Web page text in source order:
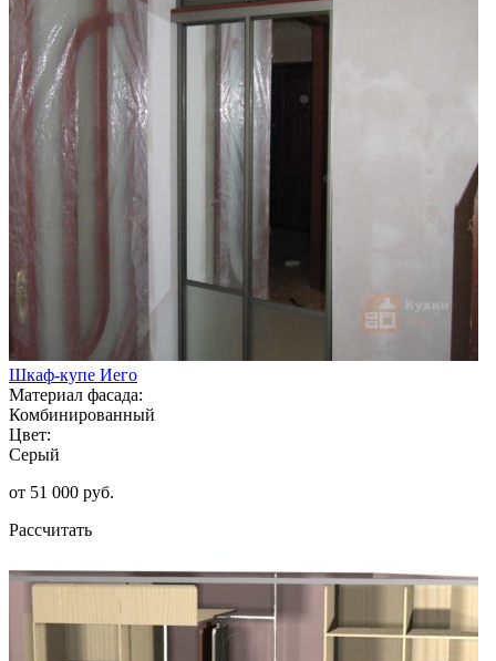
Шкаф-купе Иего
Материал фасада:
Комбинированный
Цвет:
Серый
от 51 000 руб.
Рассчитать